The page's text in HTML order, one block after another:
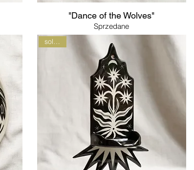
"Dance of the Wolves"
Sprzedane
sold out